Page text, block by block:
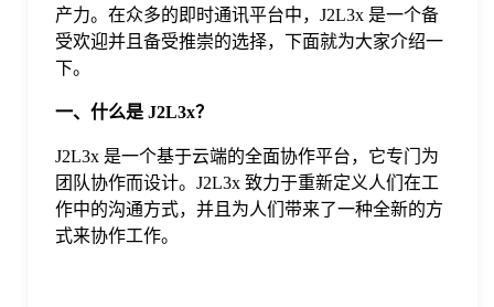
常
问
产力。在众多的即时通讯平台中，J2L3x 是一个备
受欢迎并且备受推崇的选择，下面就为大家介绍一
下。
一、什么是 J2L3x？
J2L3x 是一个基于云端的全面协作平台，它专门为
团队协作而设计。J2L3x 致力于重新定义人们在工
作中的沟通方式，并且为人们带来了一种全新的方
式来协作工作。